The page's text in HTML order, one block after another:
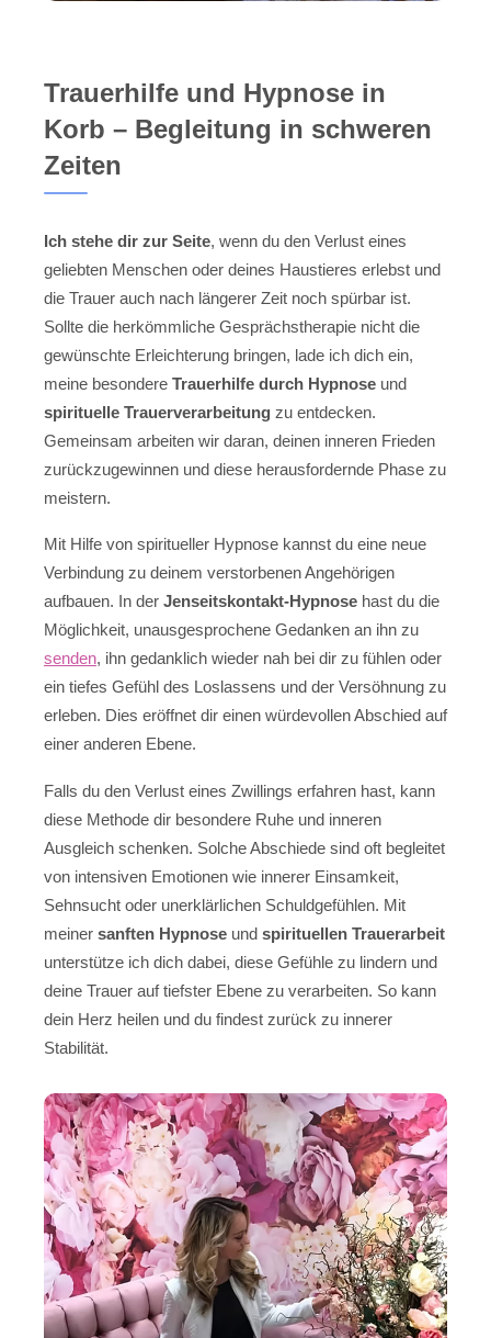
Trauerhilfe und Hypnose in
Korb – Begleitung in schweren
Zeiten
Ich stehe dir zur Seite, wenn du den Verlust eines
geliebten Menschen oder deines Haustieres erlebst und
die Trauer auch nach längerer Zeit noch spürbar ist.
Sollte die herkömmliche Gesprächstherapie nicht die
gewünschte Erleichterung bringen, lade ich dich ein,
meine besondere Trauerhilfe durch Hypnose und
spirituelle Trauerverarbeitung zu entdecken.
Gemeinsam arbeiten wir daran, deinen inneren Frieden
zurückzugewinnen und diese herausfordernde Phase zu
meistern.
Mit Hilfe von spiritueller Hypnose kannst du eine neue
Verbindung zu deinem verstorbenen Angehörigen
aufbauen. In der Jenseitskontakt-Hypnose hast du die
Möglichkeit, unausgesprochene Gedanken an ihn zu
senden, ihn gedanklich wieder nah bei dir zu fühlen oder
ein tiefes Gefühl des Loslassens und der Versöhnung zu
erleben. Dies eröffnet dir einen würdevollen Abschied auf
einer anderen Ebene.
Falls du den Verlust eines Zwillings erfahren hast, kann
diese Methode dir besondere Ruhe und inneren
Ausgleich schenken. Solche Abschiede sind oft begleitet
von intensiven Emotionen wie innerer Einsamkeit,
Sehnsucht oder unerklärlichen Schuldgefühlen. Mit
meiner sanften Hypnose und spirituellen Trauerarbeit
unterstütze ich dich dabei, diese Gefühle zu lindern und
deine Trauer auf tiefster Ebene zu verarbeiten. So kann
dein Herz heilen und du findest zurück zu innerer
Stabilität.